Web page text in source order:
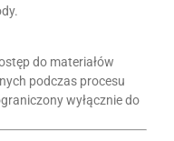
do materiałów
podczas procesu
wyłącznie do